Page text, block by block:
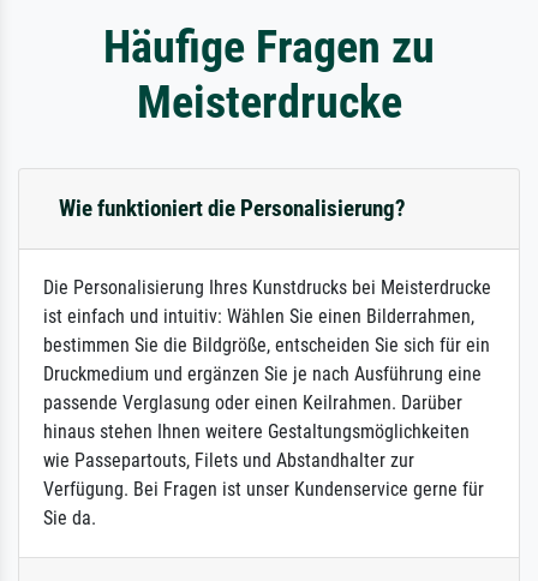
Häufige Fragen zu
Meisterdrucke
Wie funktioniert die Personalisierung?
Die Personalisierung Ihres Kunstdrucks bei Meisterdrucke
ist einfach und intuitiv: Wählen Sie einen Bilderrahmen,
bestimmen Sie die Bildgröße, entscheiden Sie sich für ein
Druckmedium und ergänzen Sie je nach Ausführung eine
passende Verglasung oder einen Keilrahmen. Darüber
hinaus stehen Ihnen weitere Gestaltungsmöglichkeiten
wie Passepartouts, Filets und Abstandhalter zur
Verfügung. Bei Fragen ist unser Kundenservice gerne für
Sie da.